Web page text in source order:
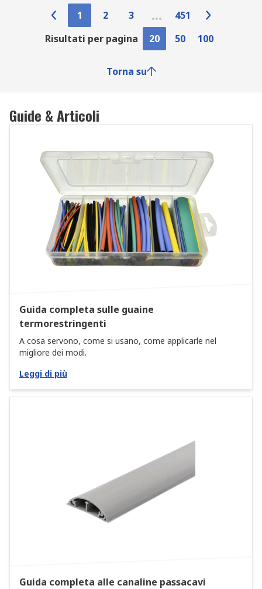
1 2 3
451
Risultati per pagina
20 50 100
Torna su
Guide & Articoli
Guida completa sulle guaine
termorestringenti
A cosa servono, come si usano, come applicarle nel
migliore dei modi.
Leggi di più
Guida completa alle canaline passacavi